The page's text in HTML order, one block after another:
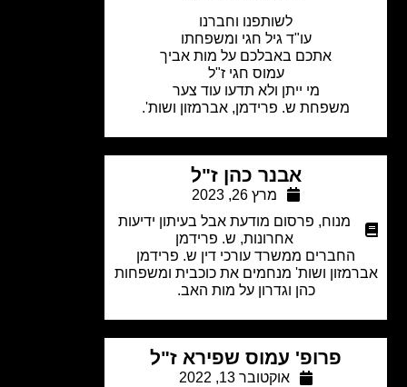
לשותפנו וחברנו
עו"ד גיל חגי ומשפחתו
אתכם באבלכם על מות אביך
עמוס חגי ז"ל
מי ייתן ולא תדעו עוד צער
משפחת ש. פרידמן, אברמזון ושות'.
אבנר כהן ז"ל
מרץ 26, 2023
מנוח,
פרסום מודעת אבל בעיתון ידיעות
אחרונות,ש. פרידמן
החברים ממשרד עורכי דין ש. פרידמן
ושות' מנחמים את כוכבית ומשפחות
כהן וגדרון על מות האב.
פרופ' עמוס שפירא ז"ל
אוקטובר 13, 2022